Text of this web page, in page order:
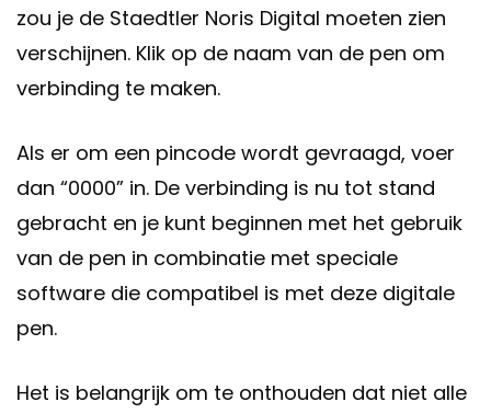
zou je de Staedtler Noris Digital moeten zien
verschijnen. Klik op de naam van de pen om
verbinding te maken.
Als er om een pincode wordt gevraagd, voer
dan “0000” in. De verbinding is nu tot stand
gebracht en je kunt beginnen met het gebruik
van de pen in combinatie met speciale
software die compatibel is met deze digitale
pen.
Het is belangrijk om te onthouden dat niet alle